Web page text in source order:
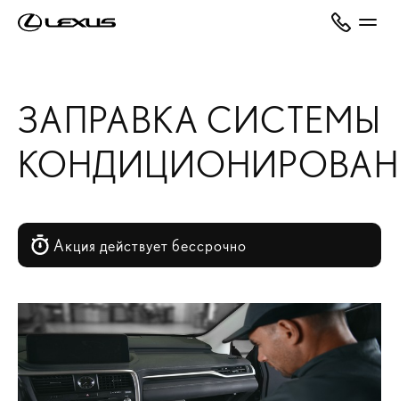
ЗАПРАВКА СИСТЕМЫ
Акция действует бессрочно